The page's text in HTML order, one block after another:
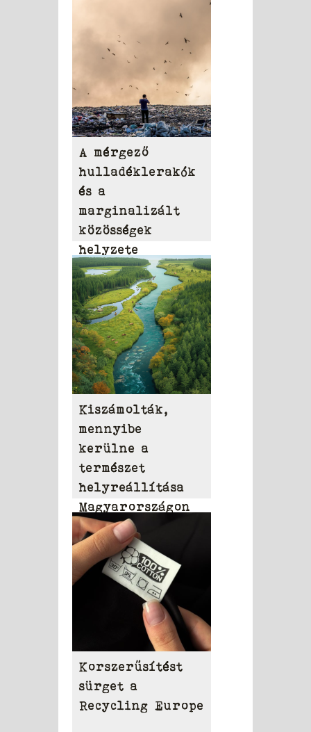
A mérgező
hulladéklerakók
és a
marginalizált
közösségek
helyzete
Kiszámolták,
mennyibe
kerülne a
természet
helyreállítása
Magyarországon
Korszerűsítést
sürget a
Recycling Europe